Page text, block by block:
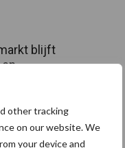
other tracking
on our website. We
your device and
blijft
handel
vaak